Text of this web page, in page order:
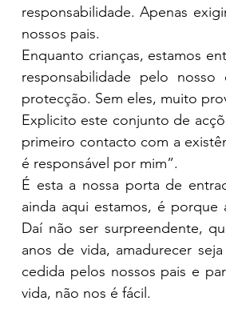
responsabilidade. Apenas
nossos pais.
Enquanto crianças, estamos
responsabilidade pelo nosso
protecção. Sem eles, muito
Explicito este conjunto de
primeiro contacto com a
é responsável por mim”.
É esta a nossa porta de
ainda aqui estamos, é porque
Daí não ser surpreendente,
anos de vida, amadurecer seja
cedida pelos nossos pais e
vida, não nos é fácil.